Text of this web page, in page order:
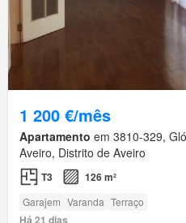
1 200 €/mês
Apartamento em 3810-329,
Aveiro, Distrito de Aveiro
T3 126 m²
Garajem Varanda Terraço
Há 21 dias